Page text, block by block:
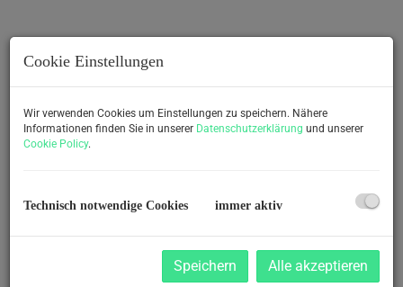
Beschreibung
Zum Verkauf gelangt eine charmante und
gepflegten Zweiparteienhaus in Feldkirchen bei Graz. Die
Wohnung erstreckt sich über das 1. Obergeschoss sowie
Aufteilung ein großzügiges Wohnkonzept mit hoher
Cookie Einstellungen
Wir verwenden Cookies um Einstellungen zu speichern. Nähere
Informationen finden Sie in unserer Datenschutzerklärung und unserer
Cookie Policy.
Technisch notwendige Cookies immer aktiv
Speichern Alle akzeptieren